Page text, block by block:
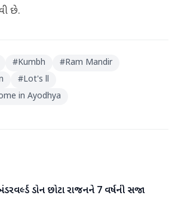
છે.
#Kumbh #Ram Mandir
#Lot's ll
in Ayodhya
ડોન છોટા રાજનને 7 વર્ષની સજા